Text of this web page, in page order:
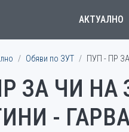
АКТУАЛНО
Обяви по ЗУТ ПУП - ПР
ЗА ЧИ НА
-